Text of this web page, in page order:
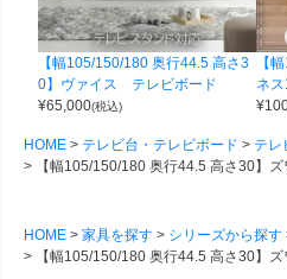
【幅105/150/180 奥行44.5 高さ3
0】ヴァイス テレビボード
¥65,000(税込)
【
ネ
¥
HOME テレビ台・テレビボード
テレ
【幅105/150/180 奥行44.5 高さ30】
HOME 家具を探す シリーズから探す
【幅105/150/180 奥行44.5 高さ30】